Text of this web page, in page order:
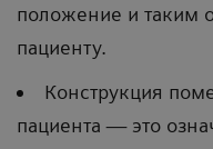
положение и таким
пациенту.
Конструкция
пациента — это